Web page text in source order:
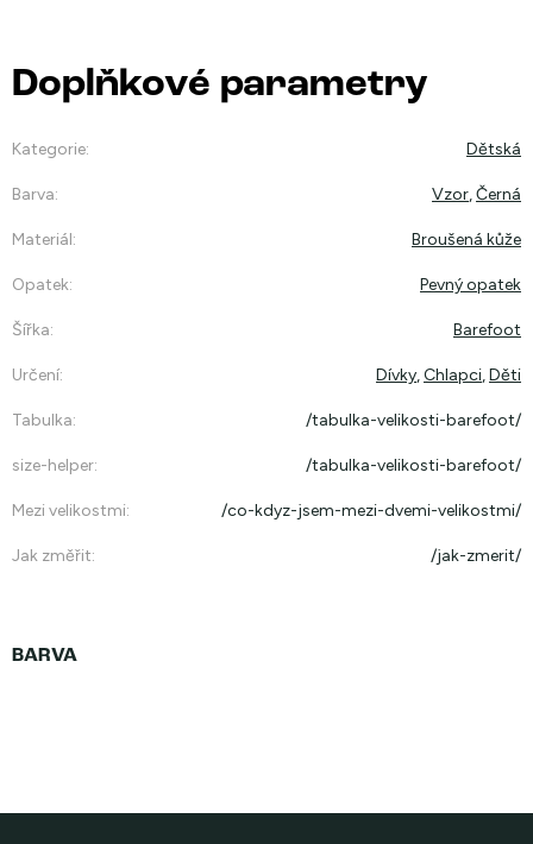
Doplňkové parametry
Kategorie: Dětská
Barva: Vzor,Černá
Materiál: Broušená kůže
Opatek: Pevný opatek
Šířka: Barefoot
Určení: Dívky,Chlapci,Děti
Tabulka: /tabulka-velikosti-barefoot/
size-helper: /tabulka-velikosti-barefoot/
Mezi velikostmi: /co-kdyz-jsem-mezi-dvemi-velikostmi/
Jak změřit: /jak-zmerit/